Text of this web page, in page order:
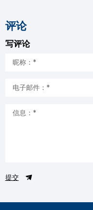
评论
写评论
提交